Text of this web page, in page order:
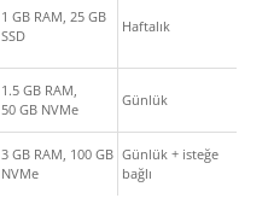
1 GB RAM, 25 GB
SSD
Haftalık
1.5 GB RAM,
50 GB NVMe
Günlük
3 GB RAM, 100 GB
NVMe
Günlük + isteğe
bağlı